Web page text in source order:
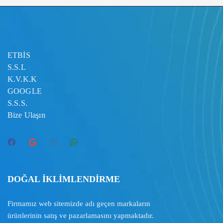
ETBİS
S.S.L
K.V.K.K
GOOGLE
S.S.S.
Bize Ulaşın
DOĞAL İKLİMLENDİRME
Firmamız web sitemizde adı geçen markaların
ürünlerinin satış ve pazarlamasını yapmaktadır.